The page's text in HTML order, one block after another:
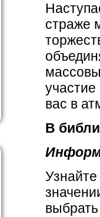
страже
вас в
В